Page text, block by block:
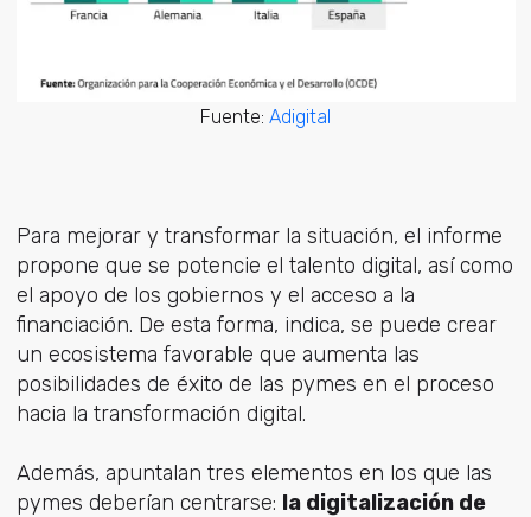
Fuente: Adigital
Para mejorar y transformar la situación, el informe
propone que se potencie el talento digital, así como
el apoyo de los gobiernos y el acceso a la
financiación. De esta forma, indica, se puede crear
un ecosistema favorable que aumenta las
posibilidades de éxito de las pymes en el proceso
hacia la transformación digital.
Además, apuntalan tres elementos en los que las
pymes deberían centrarse: la digitalización de